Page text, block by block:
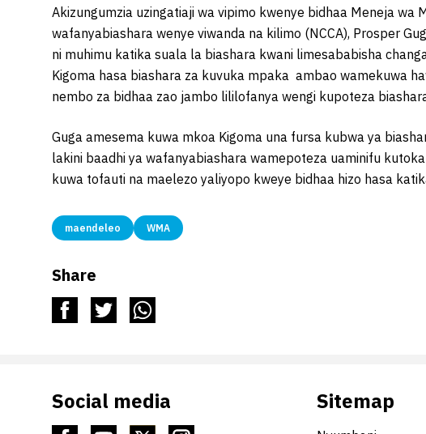
Akizungumzia uzingatiaji wa vipimo kwenye bidhaa Meneja wa
wafanyabiashara wenye viwanda na kilimo (NCCA), Prosper
ni muhimu katika suala la biashara kwani limesababisha
Kigoma hasa biashara za kuvuka mpaka ambao wamekuwa
nembo za bidhaa zao jambo lililofanya wengi kupoteza
Guga amesema kuwa mkoa Kigoma una fursa kubwa ya
lakini baadhi ya wafanyabiashara wamepoteza uaminifu
kuwa tofauti na maelezo yaliyopo kweye bidhaa hizo hasa
maendeleo WMA
Share
Social media Sitemap